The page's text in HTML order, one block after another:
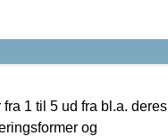
1 til 5 ud fra bl.a. deres
og